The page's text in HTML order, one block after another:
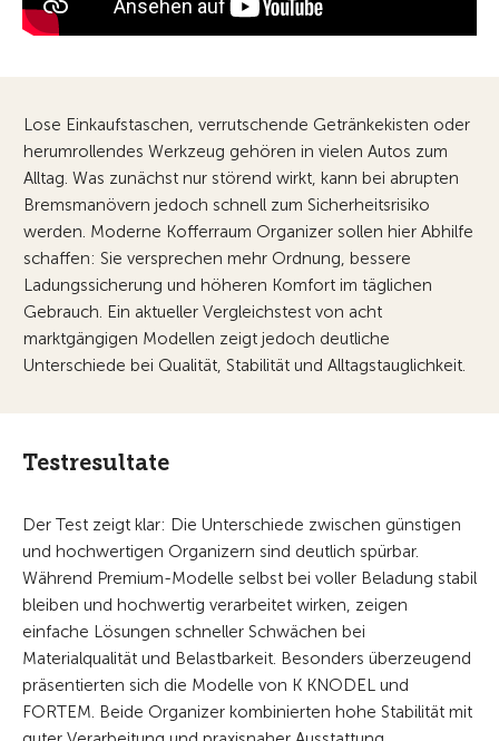
Lose Einkaufstaschen, verrutschende Getränkekisten oder
herumrollendes Werkzeug gehören in vielen Autos zum
Alltag. Was zunächst nur störend wirkt, kann bei abrupten
Bremsmanövern jedoch schnell zum Sicherheitsrisiko
werden. Moderne Kofferraum Organizer sollen hier Abhilfe
schaffen: Sie versprechen mehr Ordnung, bessere
Ladungssicherung und höheren Komfort im täglichen
Gebrauch. Ein aktueller Vergleichstest von acht
marktgängigen Modellen zeigt jedoch deutliche
Unterschiede bei Qualität, Stabilität und Alltagstauglichkeit.
Testresultate
Der Test zeigt klar: Die Unterschiede zwischen günstigen
und hochwertigen Organizern sind deutlich spürbar.
Während Premium-Modelle selbst bei voller Beladung stabil
bleiben und hochwertig verarbeitet wirken, zeigen
einfache Lösungen schneller Schwächen bei
Materialqualität und Belastbarkeit. Besonders überzeugend
präsentierten sich die Modelle von K KNODEL und
FORTEM. Beide Organizer kombinierten hohe Stabilität mit